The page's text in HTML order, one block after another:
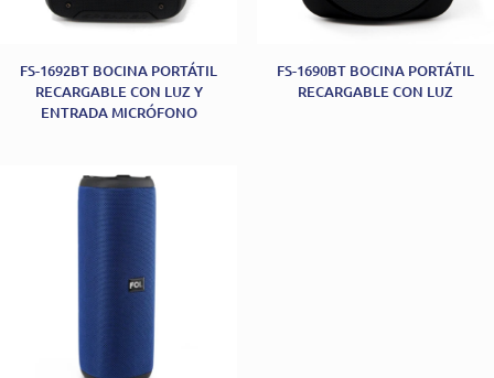
FS-1692BT BOCINA PORTÁTIL
RECARGABLE CON LUZ Y
ENTRADA MICRÓFONO
FS-1690BT BOCINA PORTÁTIL
RECARGABLE CON LUZ